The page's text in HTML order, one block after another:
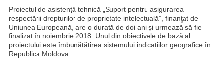
Proiectul de asistență tehnică „Suport pentru asigurarea
respectării drepturilor de proprietate intelectuală”, finanţat de
Uniunea Europeană, are o durată de doi ani și urmează să fie
finalizat în noiembrie 2018. Unul din obiectivele de bază al
proiectului este îmbunătățirea sistemului indicațiilor geografice în
Republica Moldova.